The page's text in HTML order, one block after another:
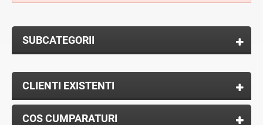
SUBCATEGORII
CLIENTI EXISTENTI
COS CUMPARATURI